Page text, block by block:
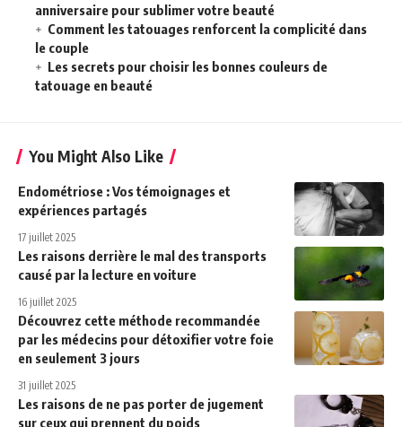
anniversaire pour sublimer votre beauté
Comment les tatouages renforcent la complicité dans
le couple
Les secrets pour choisir les bonnes couleurs de
tatouage en beauté
You Might Also Like
Endométriose : Vos témoignages et
expériences partagés
17 juillet 2025
Les raisons derrière le mal des transports
causé par la lecture en voiture
16 juillet 2025
Découvrez cette méthode recommandée
par les médecins pour détoxifier votre foie
en seulement 3 jours
31 juillet 2025
Les raisons de ne pas porter de jugement
sur ceux qui prennent du poids